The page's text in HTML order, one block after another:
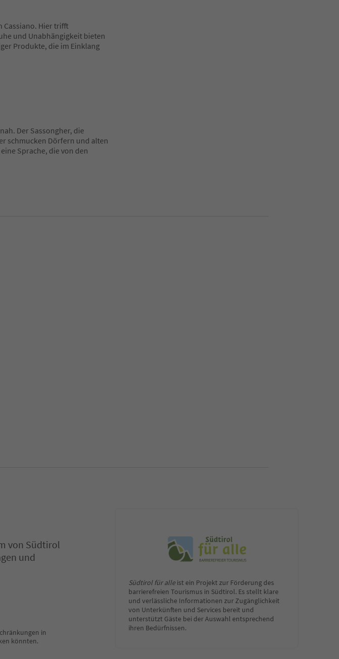
Cassiano. Hier trifft
und Unabhängigkeit bieten
Produkte, die im Einklang
Der Sassongher, die
schmucken Dörfern und alten
Sprache, die von den
von Südtirol
und
in
könnten.
Südtirol für alleist ein Projekt zur Förderung des
barrierefreien Tourismus in Südtirol. Es stellt klare
und verlässliche Informationen zur Zugänglichkeit
von Unterkünften und Services bereit und
unterstützt Gäste bei der Auswahl entsprechend
ihren Bedürfnissen.